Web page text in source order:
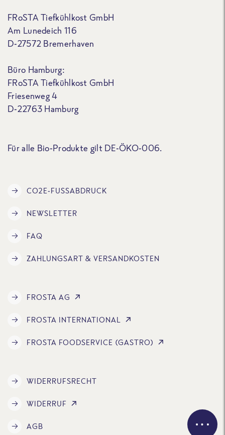
FRoSTA Tiefkühlkost GmbH
Am Lunedeich 116
D-27572 Bremerhaven
Büro Hamburg:
FRoSTA Tiefkühlkost GmbH
Friesenweg 4
D-22763 Hamburg
Für alle Bio-Produkte gilt DE-ÖKO-006.
CO2E-FUSSABDRUCK
NEWSLETTER
FAQ
ZAHLUNGSART & VERSANDKOSTEN
FROSTA AG
FROSTA INTERNATIONAL
FROSTA FOODSERVICE (GASTRO)
WIDERRUFSRECHT
WIDERRUF
AGB